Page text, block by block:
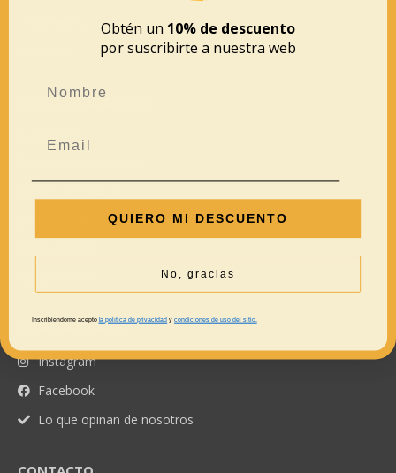
MÁS INFORMACIÓN
Devoluciones y reembolsos
REDES SOCIALES
Instagram
Facebook
Lo que opinan de nosotros
Obtén un 10% de descuento
por suscribirte a nuestra web
QUIERO MI DESCUENTO
No, gracias
Inscribiéndome acepto la política de privacidad ycondiciones de uso del sitio.